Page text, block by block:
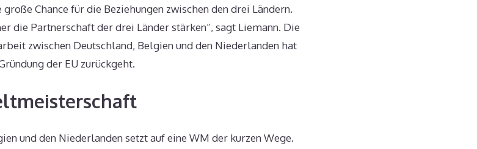
Chance für die Beziehungen zwischen den drei Ländern.
die Partnerschaft der drei Länder stärken“, sagt Liemann. Die
zwischen Deutschland, Belgien und den Niederlanden hat
der EU zurückgeht.
und den Niederlanden setzt auf eine WM der kurzen Wege.